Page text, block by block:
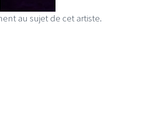
au sujet de cet artiste.